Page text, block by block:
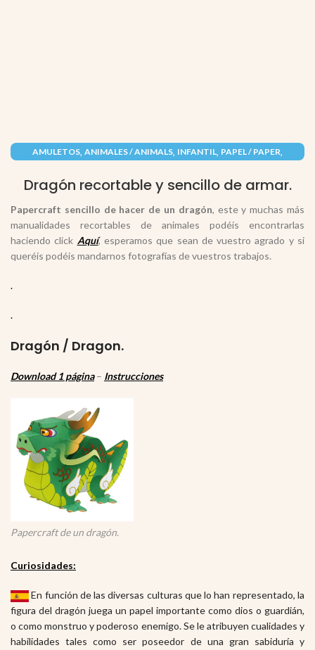
AMULETOS, ANIMALES / ANIMALS, INFANTIL, PAPEL / PAPER,
Dragón recortable y sencillo de armar.
Papercraft sencillo de hacer de un dragón, este y muchas más
manualidades recortables de animales podéis encontrarlas
haciendo click Aquí, esperamos que sean de vuestro agrado y si
queréis podéis mandarnos fotografías de vuestros trabajos.
.
.
Dragón / Dragon.
Download 1 página– Instrucciones
Papercraft de un dragón.
Curiosidades:
En función de las diversas culturas que lo han representado, la
figura del dragón juega un papel importante como dios o guardián,
o como monstruo y poderoso enemigo. Se le atribuyen cualidades y
habilidades tales como ser poseedor de una gran sabiduría y